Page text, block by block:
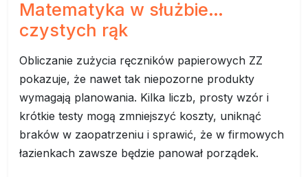
Matematyka w służbie…
czystych rąk
Obliczanie zużycia ręczników papierowych ZZ
pokazuje, że nawet tak niepozorne produkty
wymagają planowania. Kilka liczb, prosty wzór i
krótkie testy mogą zmniejszyć koszty, uniknąć
braków w zaopatrzeniu i sprawić, że w firmowych
łazienkach zawsze będzie panował porządek.